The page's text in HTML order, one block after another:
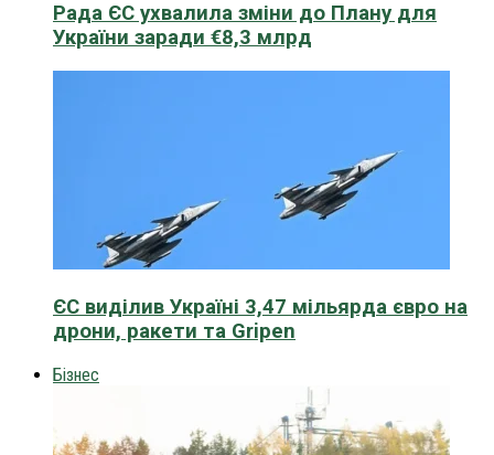
Рада ЄС ухвалила зміни до Плану для
України заради €8,3 млрд
ЄС виділив Україні 3,47 мільярда євро на
дрони, ракети та Gripen
Бізнес